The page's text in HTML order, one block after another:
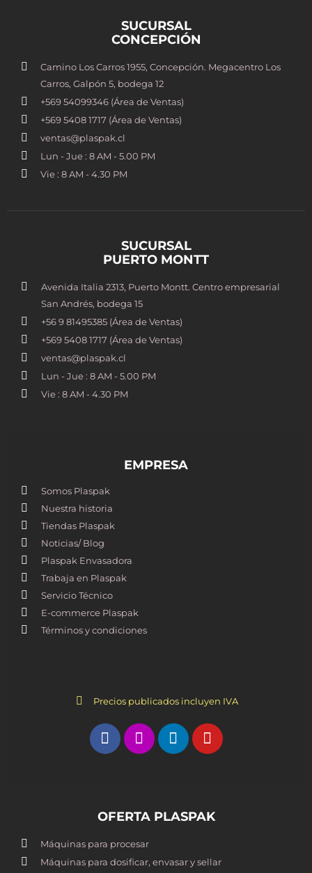
SUCURSAL
CONCEPCIÓN
Camino Los Carros 1955, Concepción. Megacentro Los
Carros, Galpón 5, bodega 12
+569 54099346 (Área de Ventas)
+569 5408 1717 (Área de Ventas)
ventas@plaspak.cl
Lun - Jue : 8 AM - 5.00 PM
Vie : 8 AM - 4.30 PM
SUCURSAL
PUERTO MONTT
Avenida Italia 2313, Puerto Montt. Centro empresarial
San Andrés, bodega 15
+56 9 81495385 (Área de Ventas)
+569 5408 1717 (Área de Ventas)
ventas@plaspak.cl
Lun - Jue : 8 AM - 5.00 PM
Vie : 8 AM - 4.30 PM
EMPRESA
Somos Plaspak
Nuestra historia
Tiendas Plaspak
Noticias/ Blog
Plaspak Envasadora
Trabaja en Plaspak
Servicio Técnico
E-commerce Plaspak
Términos y condiciones
Precios publicados incluyen IVA
OFERTA PLASPAK
Máquinas para procesar
Máquinas para dosificar, envasar y sellar